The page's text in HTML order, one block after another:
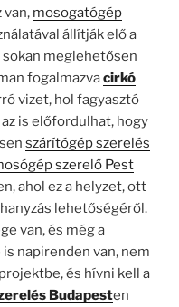
van, mosogatógép
állítják elő a
sokan meglehetősen
fogalmazvacirkó
vizet, hol fagyasztó
is előfordulhat, hogy
szárítógép szerelés
szerelő Pest
ahol ez a helyzet, ott
lehetőségéről.
van, és még a
napirenden van, nem
és hívni kell a
Budapesten